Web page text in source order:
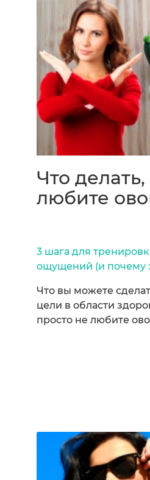
Что
любите
3 шага для
ощущений (и почему
Что вы можете
цели в области
просто не любите